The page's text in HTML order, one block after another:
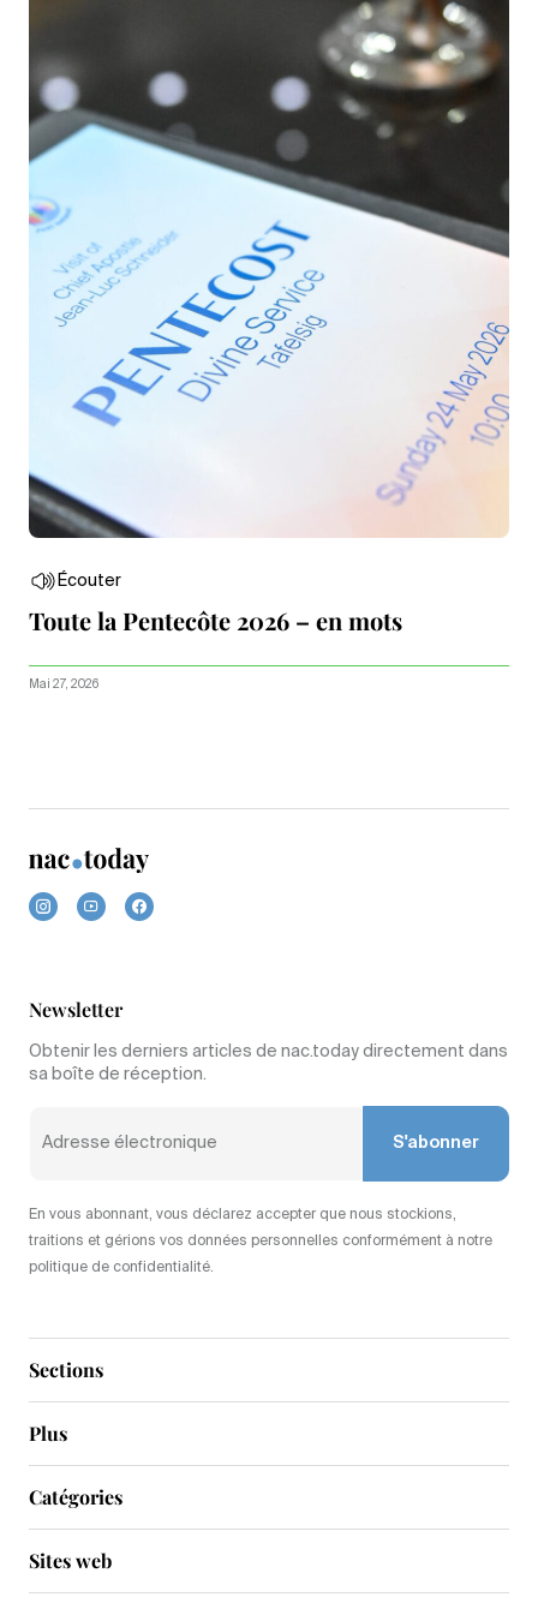
Écouter
Toute la Pentecôte 2026 – en mots
Mai 27, 2026
Sections
Plus
Newsletter
Obtenir les derniers articles de nac.today directement dans
sa boîte de réception.
S'abonner
En vous abonnant, vous déclarez accepter que nous stockions,
traitions et gérions vos données personnelles conformément à notre
politique de confidentialité.
Catégories
Sites web